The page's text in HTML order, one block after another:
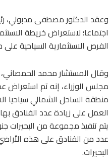
وعقد الدكتور مصطفى مدبولي،
اجتماعا؛ لاستعراض خريطة
الفرص الاستثمارية السياحية
وقال المستشار محمد
مجلس الوزراء، إنه تم استعراض
منطقة الساحل الشمالي سياحيا
العمل على زيادة عدد الفنادق
يتم تنفيذ مجموعة من البحيرات
عدد من الفنادق على هذه
البحيرات.